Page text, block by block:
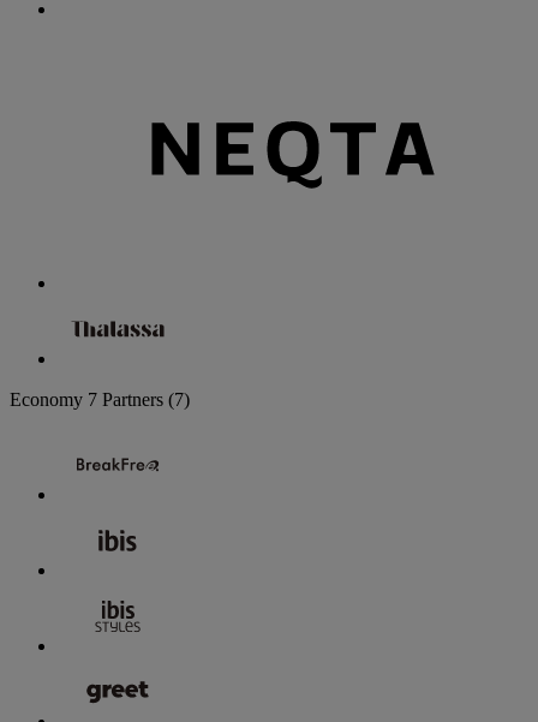
Economy 7 Partners (7)